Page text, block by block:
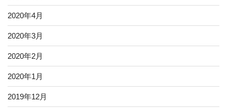
2020年4月
2020年3月
2020年2月
2020年1月
2019年12月